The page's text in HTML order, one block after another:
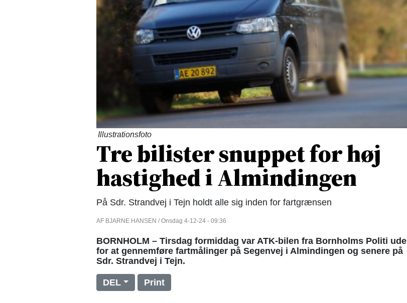
Illustrationsfoto
Tre bilister snuppet for høj
hastighed i Almindingen
På Sdr. Strandvej i Tejn holdt alle sig inden for fartgrænsen
AF BJARNE HANSEN / Onsdag 4-12-24 - 09:36
BORNHOLM – Tirsdag formiddag var ATK-bilen fra Bornholms Politi ude
for at gennemføre fartmålinger på Segenvej i Almindingen og senere på
Sdr. Strandvej i Tejn.
DEL Print